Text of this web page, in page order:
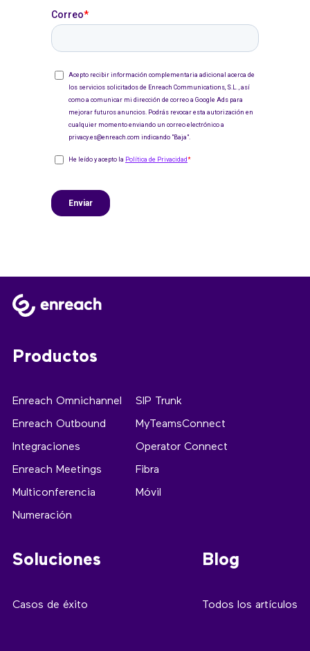
Productos
Enreach Omnichannel
Enreach Outbound
Integraciones
Enreach Meetings
Multiconferencia
Numeración
SIP Trunk
MyTeamsConnect
Operator Connect
Fibra
Móvil
Soluciones
Casos de éxito
Blog
Todos los artículos